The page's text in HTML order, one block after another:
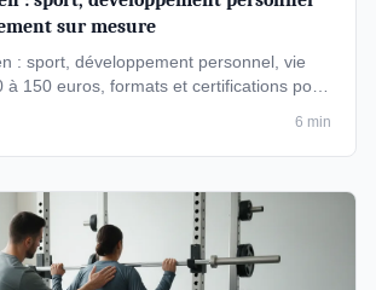
sur mesure
: sport, développement personnel, vie
à 150 euros, formats et certifications pour
6 min